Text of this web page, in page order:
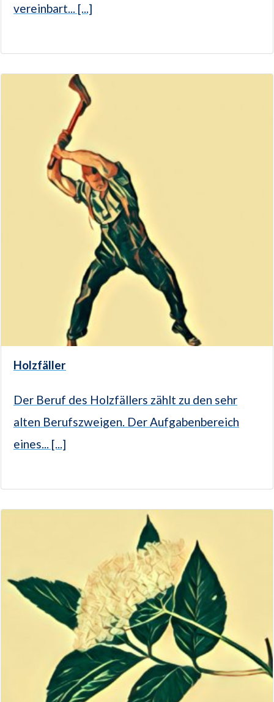
vereinbart... [...]
Holzfäller
Der Beruf des Holzfällers zählt zu den sehr
alten Berufszweigen. Der Aufgabenbereich
eines... [...]